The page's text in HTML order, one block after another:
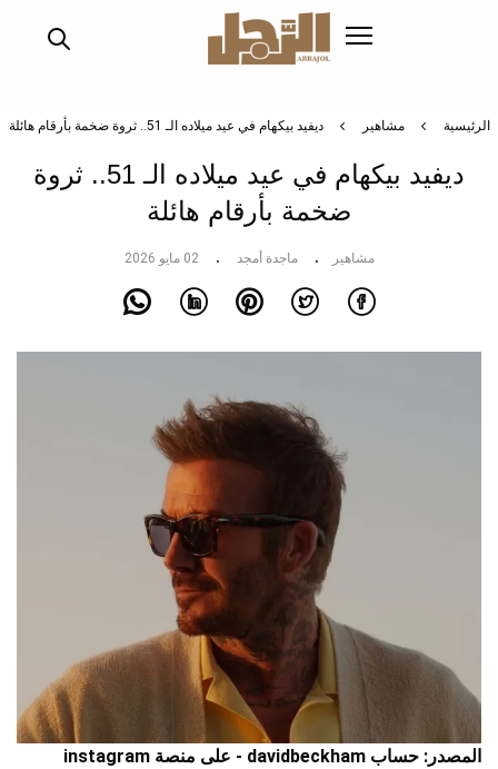
الرئيسية مشاهير ديفيد بيكهام في عيد ميلاده الـ 51.. ثروة ضخمة بأرقام هائلة
ديفيد بيكهام في عيد ميلاده الـ 51.. ثروة
ضخمة بأرقام هائلة
مشاهير ماجدة أمجد 02 مايو 2026
المصدر: حساب davidbeckham - على منصة instagram